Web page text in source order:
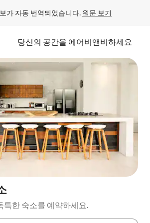
가 자동 번역되었습니다. 원문 보기
당신의 공간을 에어비앤비하세요
특한 숙소를 예약하세요.